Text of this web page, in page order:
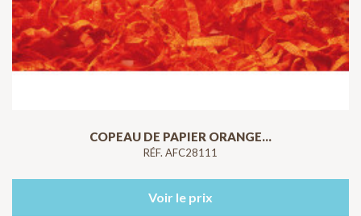
COPEAU DE PAPIER ORANGE...
RÉF. AFC28111
Voir le prix